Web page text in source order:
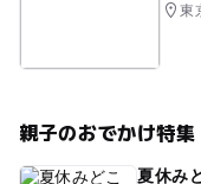
東
親子のおでかけ特集
夏休み